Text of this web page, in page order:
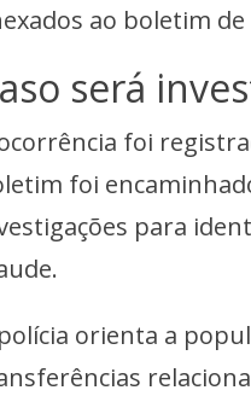
ao boletim
será
foi
foi
para
orienta a